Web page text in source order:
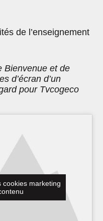
de l’enseignement
Bienvenue et de
d’écran d’un
pour Tvcogeco
cookies marketing